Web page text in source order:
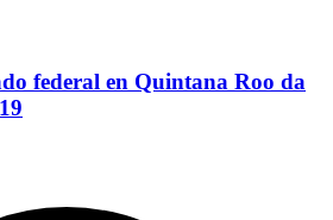
federal en Quintana Roo da